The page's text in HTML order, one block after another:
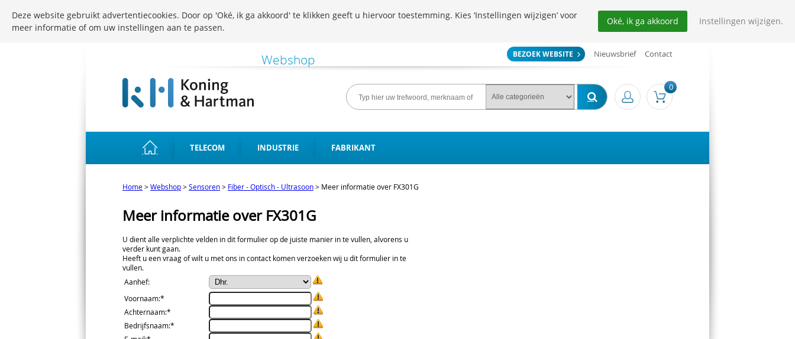
BEZOEK WEBSITE Nieuwsbrief Contact
0
TELECOM INDUSTRIE FABRIKANT
Home>Webshop>Sensoren> Fiber - Optisch - Ultrasoon> Meer informatie over FX301G
Meer informatie over FX301G
U dient alle verplichte velden in dit formulier op de juiste manier in te vullen, alvorens u
verder kunt gaan.
Heeft u een vraag of wilt u met ons in contact komen verzoeken wij u dit formulier in te
vullen.
Aanhef:
Voornaam:*
Achternaam:*
Bedrijfsnaam:*
Deze website gebruikt advertentiecookies. Door op 'Oké, ik ga akkoord' te klikken geeft u hiervoor toestemming. Kies ‘Instellingen wijzigen’ voor
meer informatie of om uw instellingen aan te passen.
Oké, ik ga akkoord Instellingen wijzigen.